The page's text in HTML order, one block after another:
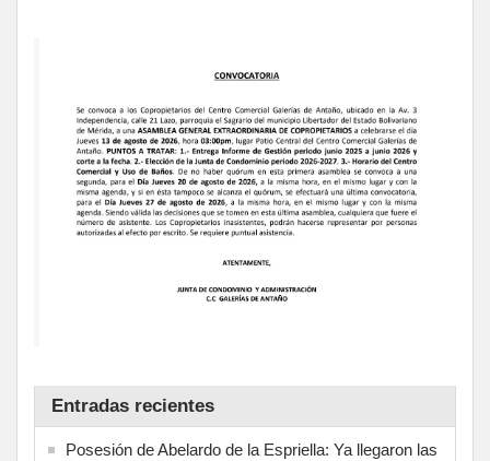
Entradas recientes
Posesión de Abelardo de la Espriella: Ya llegaron las